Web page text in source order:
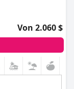
Von 2.060 $